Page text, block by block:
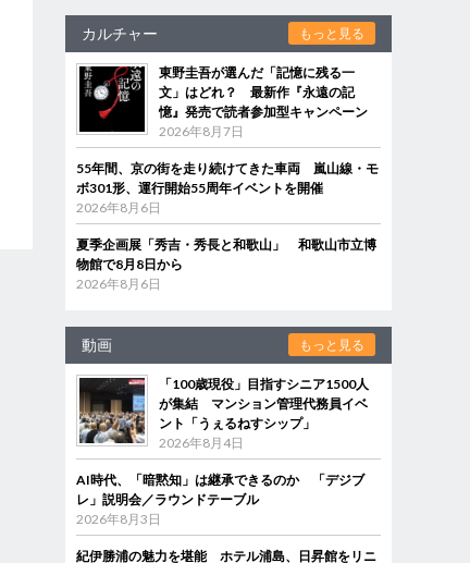
カルチャー もっと見る
東野圭吾が選んだ「記憶に残る一
文」はどれ？ 最新作『永遠の記
憶』発売で読者参加型キャンペーン
2026年8月7日
55年間、京の街を走り続けてきた車両 嵐山線・モ
ボ301形、運行開始55周年イベントを開催
2026年8月6日
夏季企画展「秀吉・秀長と和歌山」 和歌山市立博
物館で8月8日から
2026年8月6日
動画 もっと見る
「100歳現役」目指すシニア1500人
が集結 マンション管理代務員イベ
ント「うぇるねすシップ」
2026年8月4日
AI時代、「暗黙知」は継承できるのか 「デジブ
レ」説明会／ラウンドテーブル
2026年8月3日
紀伊勝浦の魅力を堪能 ホテル浦島、日昇館をリニ